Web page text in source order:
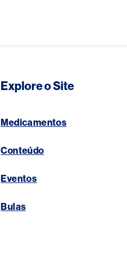
Explore o Site
Medicamentos
Conteúdo
Eventos
Bulas